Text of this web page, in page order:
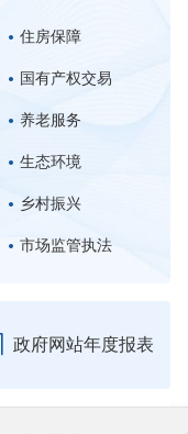
住房保障
国有产权交易
养老服务
生态环境
乡村振兴
市场监管执法
政府网站年度报表